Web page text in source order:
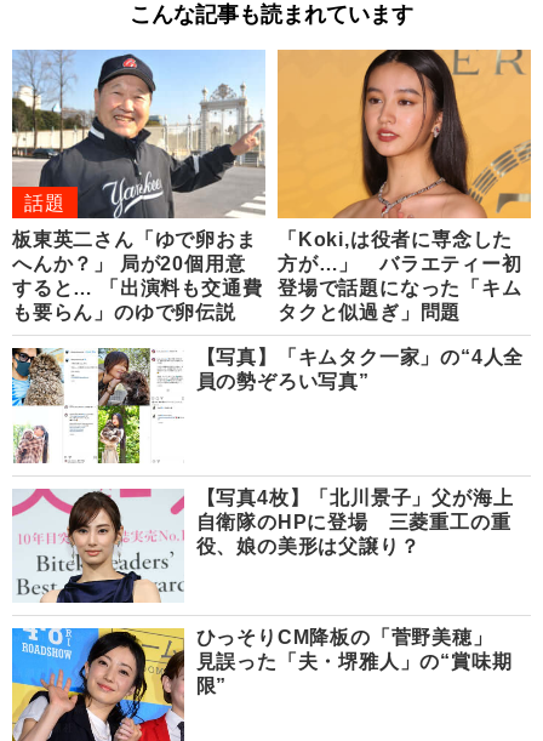
こんな記事も読まれています
話題
板東英二さん「ゆで卵おま
へんか？」 局が20個用意
すると… 「出演料も交通費
も要らん」のゆで卵伝説
「Koki,は役者に専念した
方が…」 バラエティー初
登場で話題になった「キム
タクと似過ぎ」問題
【写真】「キムタク一家」の“4人全
員の勢ぞろい写真”
【写真4枚】「北川景子」父が海上
自衛隊のHPに登場 三菱重工の重
役、娘の美形は父譲り？
ひっそりCM降板の「菅野美穂」
見誤った「夫・堺雅人」の“賞味期
限”